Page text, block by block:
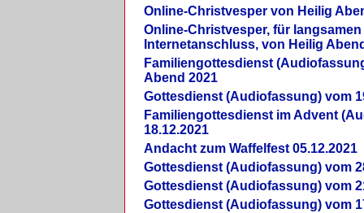
Online-Christvesper von Heilig
Online-Christvesper, für langsamen
Internetanschluss, von Heilig
Familiengottesdienst
Abend 2021
Gottesdienst (Audiofassung) vom
Familiengottesdienst im Advent
18.12.2021
Andacht zum Waffelfest 05.12.2021
Gottesdienst (Audiofassung) vom
Gottesdienst (Audiofassung) vom
Gottesdienst (Audiofassung) vom